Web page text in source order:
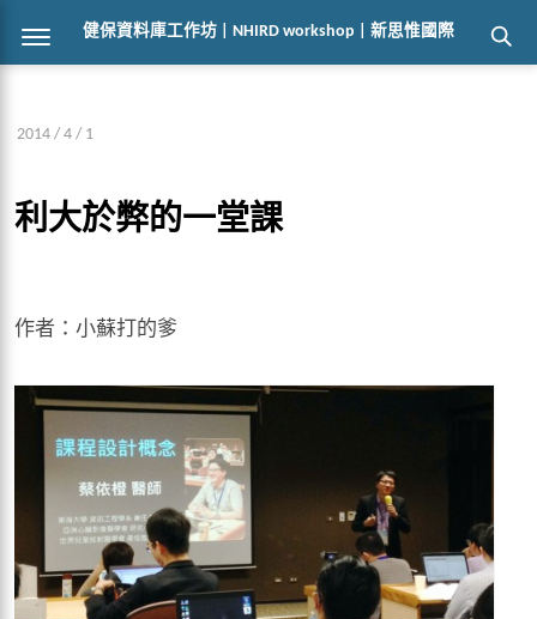
健保資料庫工作坊 | NHIRD workshop | 新思惟國際
2014 / 4 / 1
利大於弊的一堂課
作者：小蘇打的爹